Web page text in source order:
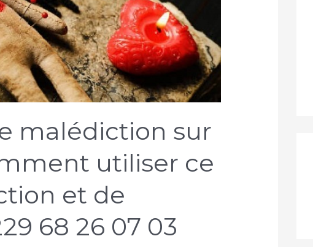
malédiction sur
utiliser ce
et de
68 26 07 03